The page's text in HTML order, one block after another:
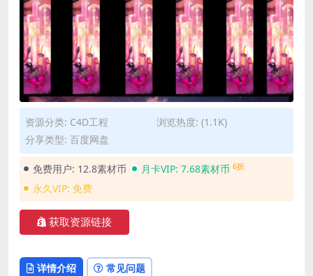
资源分类: C4D工程
浏览热度: (1.1K)
分享类型: 百度网盘
免费用户: 12.8素材币 月卡VIP: 7.68素材币 6折
永久VIP: 免费
获取资源链接
详情介绍 常见问题